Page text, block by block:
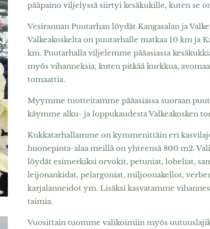
pääpaino viljelyssä siirtyi kesäkukille, kuten se
Vesirannan Puutarhan löydät Kangasalan ja
Valkeakoskelta on puutarhalle matkaa 10 km ja
km. Puutarhalla viljelemme pääasiassa
myös vihanneksia, kuten pitkää kurkkua,
tomaattia.
Myymme tuotteitamme pääasiassa suoraan
käymme alku- ja loppukaudesta Valkea­kosken
Kukka­tarhallamme on kymmenittäin eri
huonepinta-alaa meillä on yhteensä 800 m2.
löydät esimerkiksi orvokit, petuniat, lobeliat,
leijonan­kidat, pelargoniat, miljoonakellot,
karjalanneidot ym. Lisäksi kasvatamme
taimia.
Vuosittain tuomme valikoimiin myös